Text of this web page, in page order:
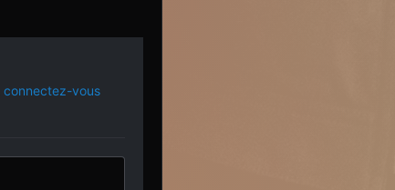
connectez-vous